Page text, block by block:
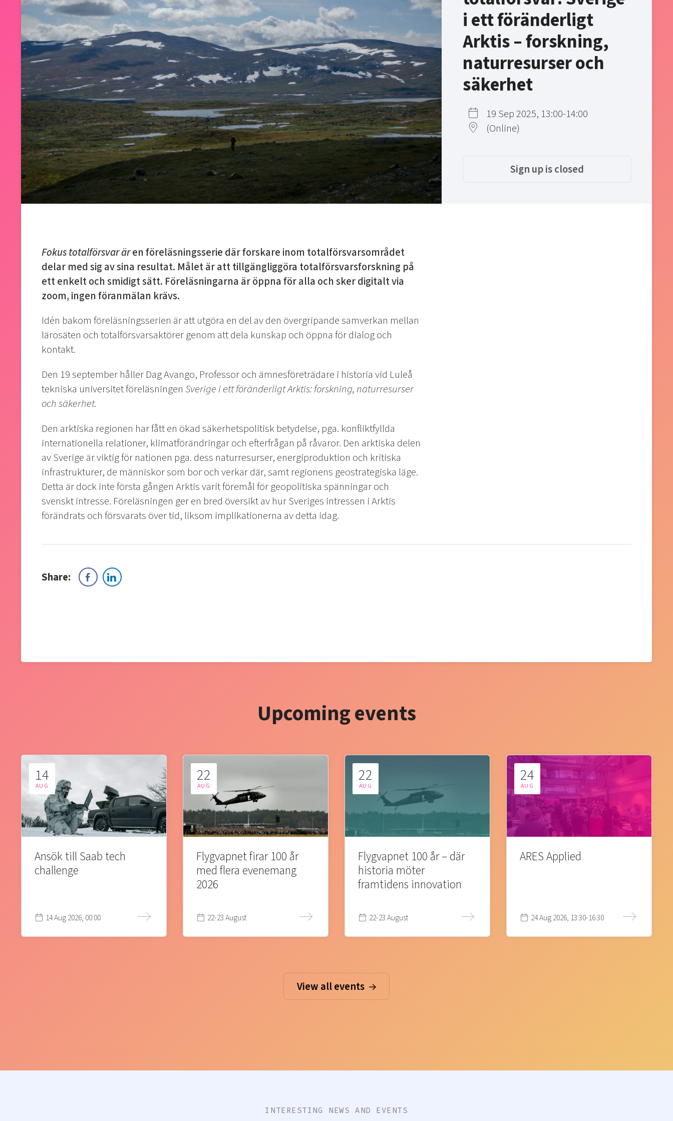
i ett föränderligt
Arktis – forskning,
naturresurser och
säkerhet
19 Sep 2025, 13:00-14:00
(Online)
Sign up is closed
Fokus totalförsvar ären föreläsningsserie där forskare inom totalförsvarsområdet
delar med sig av sina resultat. Målet är att tillgängliggöra totalförsvarsforskning på
ett enkelt och smidigt sätt. Föreläsningarna är öppna för alla och sker digitalt via
zoom, ingen föranmälan krävs.
Idén bakom föreläsningsserien är att utgöra en del av den övergripande samverkan mellan
lärosäten och totalförsvarsaktörer genom att dela kunskap och öppna för dialog och
kontakt.
Den 19 september håller Dag Avango, Professor och ämnesföreträdare i historia vid Luleå
tekniska universitet föreläsningenSverige i ett föränderligt Arktis: forskning, naturresurser
och säkerhet.
Den arktiska regionen har fått en ökad säkerhetspolitisk betydelse, pga. konfliktfyllda
internationella relationer, klimatförändringar och efterfrågan på råvaror. Den arktiska delen
av Sverige är viktig för nationen pga. dess naturresurser, energiproduktion och kritiska
infrastrukturer, de människor som bor och verkar där, samt regionens geostrategiska läge.
Detta är dock inte första gången Arktis varit föremål för geopolitiska spänningar och
svenskt intresse. Föreläsningen ger en bred översikt av hur Sveriges intressen i Arktis
förändrats och försvarats över tid, liksom implikationerna av detta idag.
Share:
Upcoming events
14
AUG
Ansök till Saab tech
challenge
14 Aug 2026, 00:00
22
AUG
Flygvapnet firar 100 år
med flera evenemang
2026
22-23 August
22
AUG
Flygvapnet 100 år – där
historia möter
framtidens innovation
22-23 August
24
AUG
ARES Applied
24 Aug 2026, 13:30-16:30
View all events
INTERESTING NEWS AND EVENTS